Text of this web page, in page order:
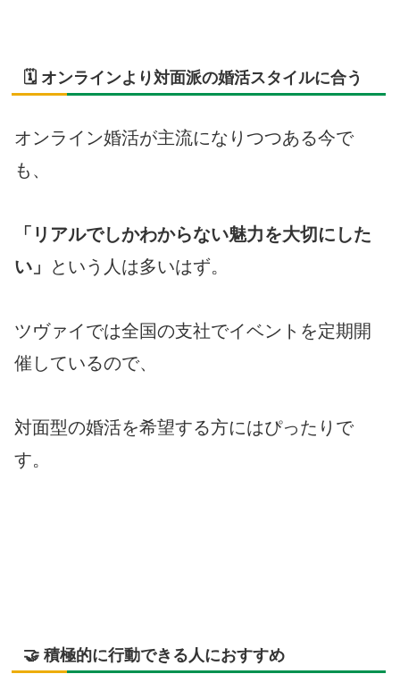
🗓 オンラインより対面派の婚活スタイルに合う
オンライン婚活が主流になりつつある今で
も、
「リアルでしかわからない魅力を大切にした
い」
という人は多いはず。
ツヴァイでは全国の支社でイベントを定期開
催しているので、
対面型の婚活を希望する方にはぴったりで
す。
🤝 積極的に行動できる人におすすめ